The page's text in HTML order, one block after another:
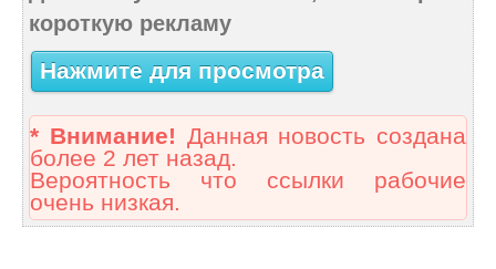
короткую рекламу
Нажмите для просмотра
* Внимание! Данная новость создана
более 2 лет назад.
Вероятность что ссылки рабочие
очень низкая.